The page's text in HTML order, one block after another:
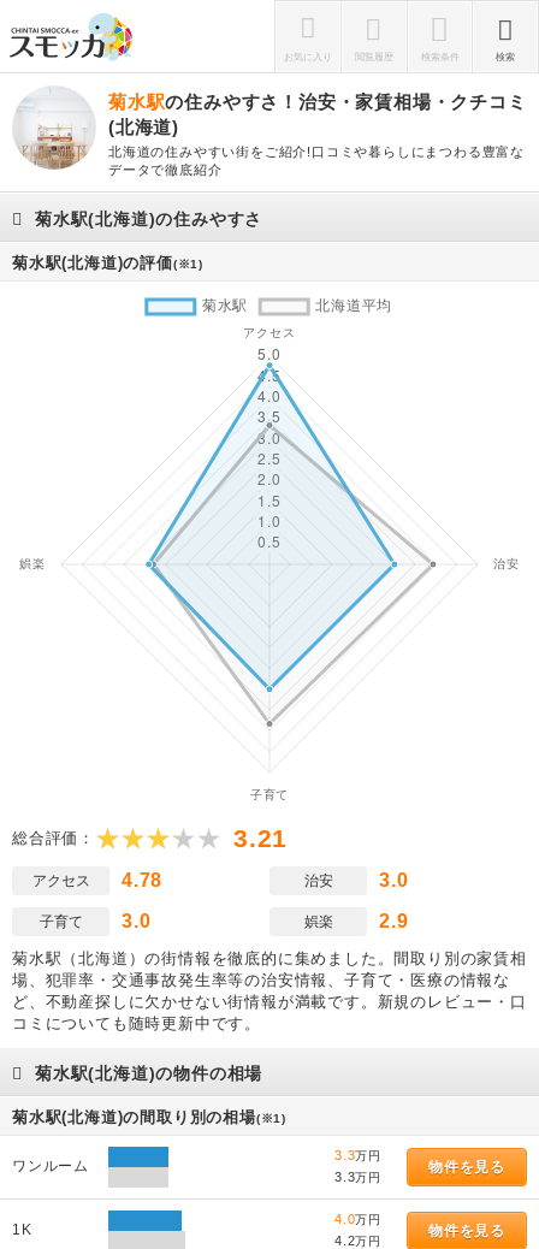
お気に入り 閲覧履歴 検索条件 検索
菊水駅の住みやすさ！治安・家賃相場・クチコミ
(北海道)
北海道の住みやすい街をご紹介!口コミや暮らしにまつわる豊富な
データで徹底紹介
菊水駅(北海道)の住みやすさ
菊水駅(北海道)の評価(※1)
総合評価： 3.21
アクセス 4.78 治安 3.0
子育て 3.0 娯楽 2.9
菊水駅（北海道）の街情報を徹底的に集めました。間取り別の家賃相
場、犯罪率・交通事故発生率等の治安情報、子育て・医療の情報な
ど、不動産探しに欠かせない街情報が満載です。新規のレビュー・口
コミについても随時更新中です。
菊水駅(北海道)の物件の相場
菊水駅(北海道)の間取り別の相場(※1)
ワンルーム
3.3万円
3.3万円
物件を見る
1K
4.0万円
4.2万円
物件を見る